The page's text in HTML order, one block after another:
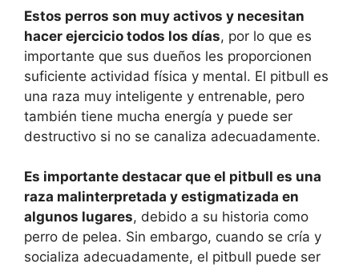
Estos perros son muy activos y necesitan
hacer ejercicio todos los días, por lo que es
importante que sus dueños les proporcionen
suficiente actividad física y mental. El pitbull es
una raza muy inteligente y entrenable, pero
también tiene mucha energía y puede ser
destructivo si no se canaliza adecuadamente.
Es importante destacar que el pitbull es una
raza malinterpretada y estigmatizada en
algunos lugares, debido a su historia como
perro de pelea. Sin embargo, cuando se cría y
socializa adecuadamente, el pitbull puede ser